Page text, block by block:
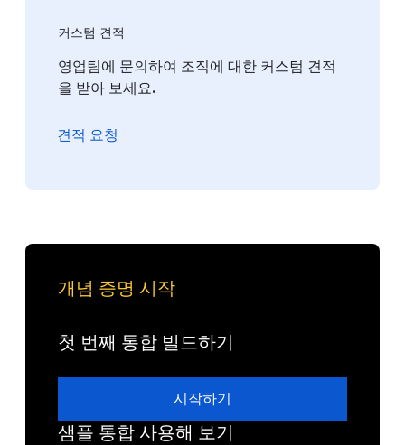
커스텀 견적
영업팀에 문의하여 조직에 대한 커스텀 견적
을 받아 보세요.
견적 요청
개념 증명 시작
첫 번째 통합 빌드하기
시작하기
샘플 통합 사용해 보기